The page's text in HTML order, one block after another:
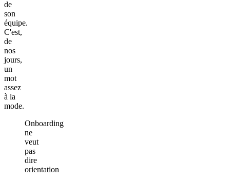
de
son
équipe.
C'est,
de
nos
jours,
un
mot
assez
à la
mode.
Onboarding
ne
veut
pas
dire
orientation